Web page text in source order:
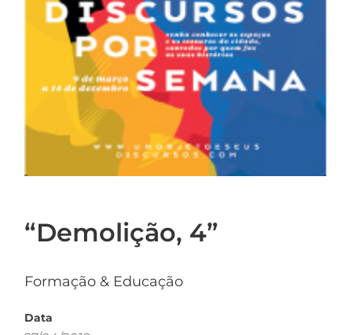
“Demolição, 4”
Formação & Educação
Data